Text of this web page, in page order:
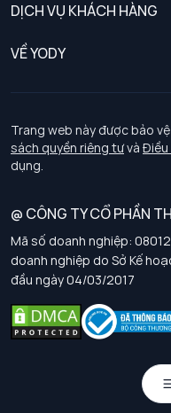
DỊCH VỤ KHÁCH HÀNG
Chính sách khách hàng
Chính sách bảo vệ dữ liệu cá
Chính sách thanh toán, giao
Chính sách chất lượng và
Chính sách đơn đồng phục
Hướng dẫn chọn kích thước
VỀ YODY
Tuyển dụng
Trang web này được bảo
sách quyền riêng tưvà Điều
dụng.
@ CÔNG TY CỔ PHẦN
Mã số doanh nghiệp:
doanh nghiệp do Sở Kế
đầu ngày 04/03/2017